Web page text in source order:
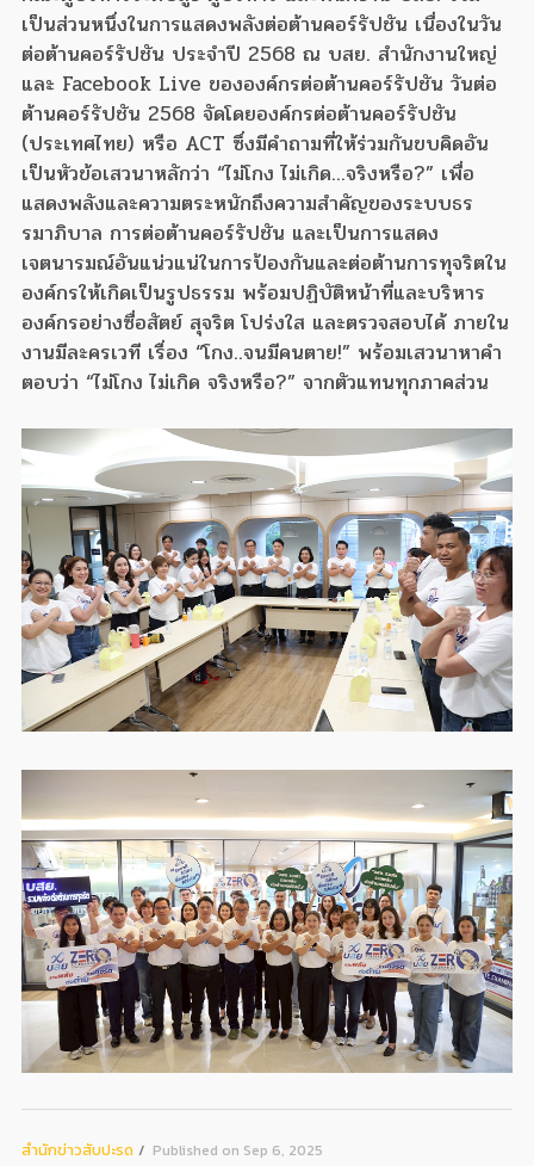
เป็นส่วนหนึ่งในการแสดงพลังต่อต้านคอร์รัปชัน เนื่องในวัน
ต่อต้านคอร์รัปชัน ประจำปี 2568 ณ บสย. สำนักงานใหญ่
และ Facebook Live ขององค์กรต่อต้านคอร์รัปชัน วันต่อ
ต้านคอร์รัปชัน 2568 จัดโดยองค์กรต่อต้านคอร์รัปชัน
(ประเทศไทย) หรือ ACT ซึ่งมีคำถามที่ให้ร่วมกันขบคิดอัน
เป็นหัวข้อเสวนาหลักว่า “ไม่โกง ไม่เกิด...จริงหรือ?” เพื่อ
แสดงพลังและความตระหนักถึงความสำคัญของระบบธร
รมาภิบาล การต่อต้านคอร์รัปชัน และเป็นการแสดง
เจตนารมณ์อันแน่วแน่ในการป้องกันและต่อต้านการทุจริตใน
องค์กรให้เกิดเป็นรูปธรรม พร้อมปฏิบัติหน้าที่และบริหาร
องค์กรอย่างซื่อสัตย์ สุจริต โปร่งใส และตรวจสอบได้ ภายใน
งานมีละครเวที เรื่อง “โกง..จนมีคนตาย!” พร้อมเสวนาหาคำ
ตอบว่า “ไม่โกง ไม่เกิด จริงหรือ?” จากตัวแทนทุกภาคส่วน
สํานักข่าวสับปะรด Published on Sep 6, 2025